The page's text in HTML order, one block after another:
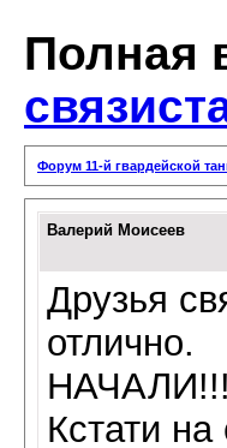
Полная
Форум 11-й гвардейской
Валерий Моисеев
Друзья
отлично.
НАЧАЛИ!!!
Кстати